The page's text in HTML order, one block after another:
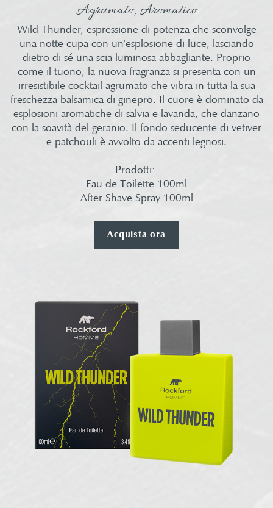
Agrumato, Aromatico
Wild Thunder, espressione di potenza che sconvolge
una notte cupa con un'esplosione di luce, lasciando
dietro di sé una scia luminosa abbagliante. Proprio
come il tuono, la nuova fragranza si presenta con un
irresistibile cocktail agrumato che vibra in tutta la sua
freschezza balsamica di ginepro. Il cuore è dominato da
esplosioni aromatiche di salvia e lavanda, che danzano
con la soavità del geranio. Il fondo seducente di vetiver
e patchouli è avvolto da accenti legnosi.​
Prodotti: ​
Eau de Toilette 100ml​
After Shave Spray 100ml​
Acquista ora